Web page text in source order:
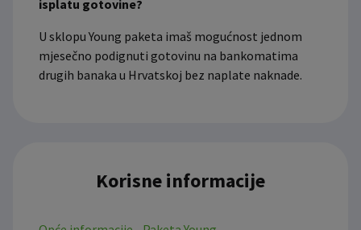
isplatu gotovine?
U sklopu Young paketa imaš mogućnost jednom
mjesečno podignuti gotovinu na bankomatima
drugih banaka u Hrvatskoj bez naplate naknade.
Korisne informacije